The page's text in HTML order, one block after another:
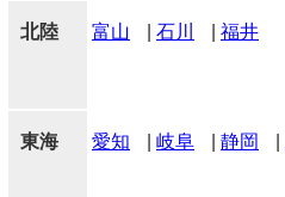
北陸 富山 石川 福井
東海 愛知 岐阜 静岡